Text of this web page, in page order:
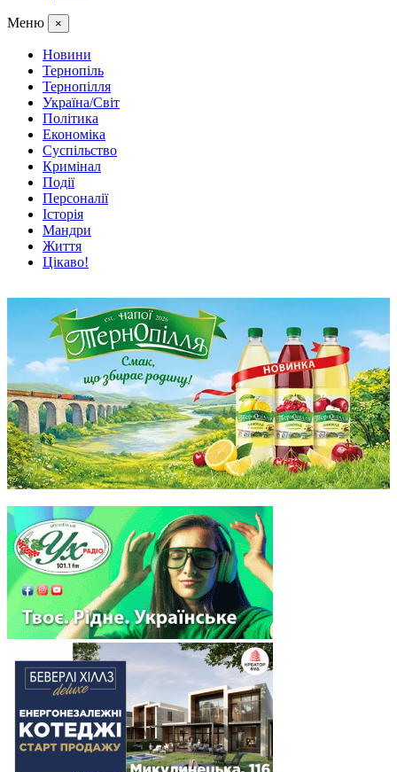
Меню ×
Новини
Тернопіль
Тернопілля
Україна/Світ
Політика
Економіка
Суспільство
Кримінал
Події
Персоналії
Історія
Мандри
Життя
Цікаво!